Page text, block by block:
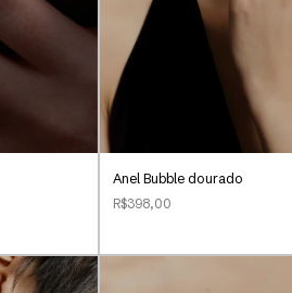
Anel Bubble dourado
R$398,00